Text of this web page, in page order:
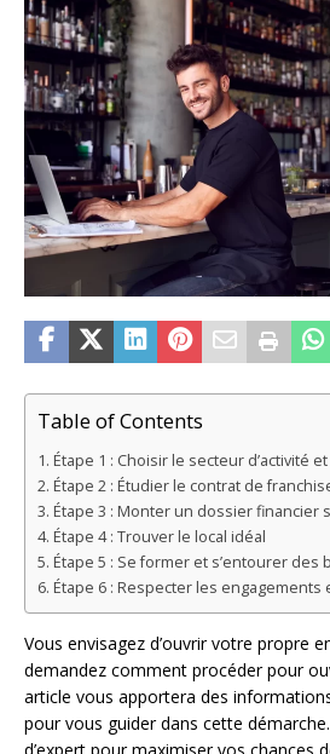
Table of Contents
Étape 1 : Choisir le secteur d’activité
Étape 2 : Étudier le contrat de
Étape 3 : Monter un dossier financier
Étape 4 : Trouver le local idéal
Étape 5 : Se former et s’entourer
Étape 6 : Respecter les
Vous envisagez d’ouvrir votre propre
demandez comment procéder pour
article vous apportera des
pour vous guider dans cette